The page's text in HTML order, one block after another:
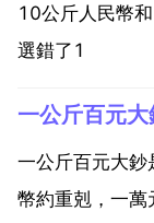
10公斤人民幣
選錯了1
一公斤百元大
幣約重剋，一